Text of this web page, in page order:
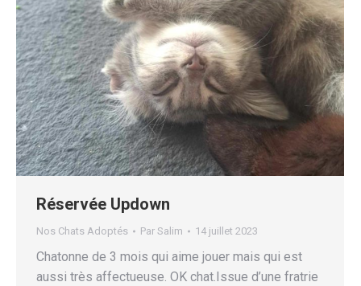
Réservée Updown
Nos Chats Adoptés Par Salim 14 juillet 2023
Chatonne de 3 mois qui aime jouer mais qui est
aussi très affectueuse. OK chat.Issue d’une fratrie